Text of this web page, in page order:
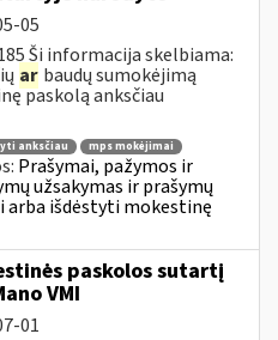
05
Ši informacija skelbiama:
ar baudų sumokėjimą
paskolą anksčiau
anksčiau mps mokėjimai
Prašymai, pažymos ir
užsakymas ir prašymų
arba išdėstyti mokestinę
paskolos sutartį
VMI
01